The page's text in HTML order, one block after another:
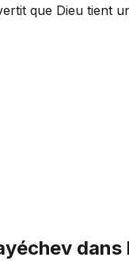
que Dieu tient